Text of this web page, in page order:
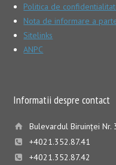
Politica de
Nota de informare a
Sitelinks
ANPC
Informatii despre contact
Bulevardul Biruinţei Nr.
+4021.352.87.41
+4021.352.87.42